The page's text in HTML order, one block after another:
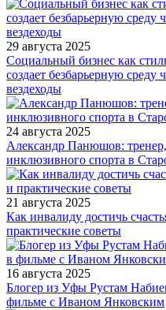
29 августа 2025
Социальный бизнес как
создает безбарьерную
вездеходы
24 августа 2025
Александр Панюшов:
инклюзивного спорта в
21 августа 2025
Как инвалиду достичь
практические советы
16 августа 2025
Блогер из Уфы Рустам
фильме с Иваном Янковским